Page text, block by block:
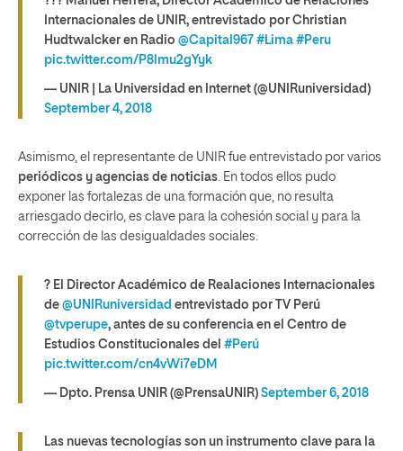
Internacionales de UNIR, entrevistado por Christian
Hudtwalcker en Radio @Capital967 #Lima #Peru
pic.twitter.com/P8lmu2gYyk
— UNIR | La Universidad en Internet (@UNIRuniversidad)
September 4, 2018
Asimismo, el representante de UNIR fue entrevistado por varios
periódicos y agencias de noticias. En todos ellos pudo
exponer las fortalezas de una formación que, no resulta
arriesgado decirlo, es clave para la cohesión social y para la
corrección de las desigualdades sociales.
? El Director Académico de Realaciones Internacionales
de @UNIRuniversidad entrevistado por TV Perú
@tvperupe, antes de su conferencia en el Centro de
Estudios Constitucionales del #Perú
pic.twitter.com/cn4vWi7eDM
— Dpto. Prensa UNIR (@PrensaUNIR) September 6, 2018
Las nuevas tecnologías son un instrumento clave para la